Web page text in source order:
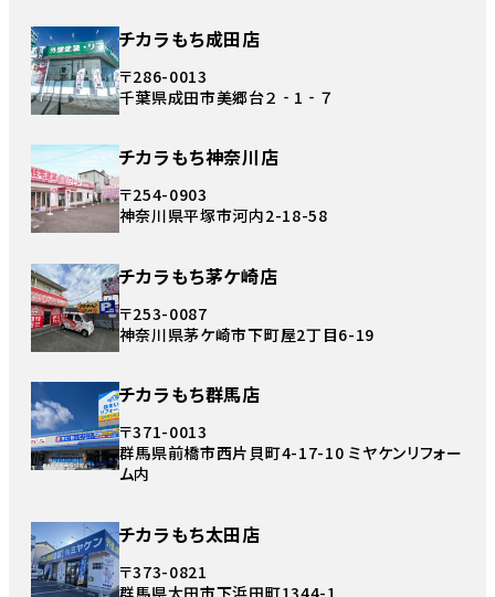
チカラもち成田店
〒286-0013
千葉県成田市美郷台２‐1‐７
チカラもち神奈川店
〒254-0903
神奈川県平塚市河内2-18-58
チカラもち茅ケ崎店
〒253-0087
神奈川県茅ケ崎市下町屋2丁目6-19
チカラもち群馬店
〒371-0013
群馬県前橋市西片貝町4-17-10 ミヤケンリフォー
ム内
チカラもち太田店
〒373-0821